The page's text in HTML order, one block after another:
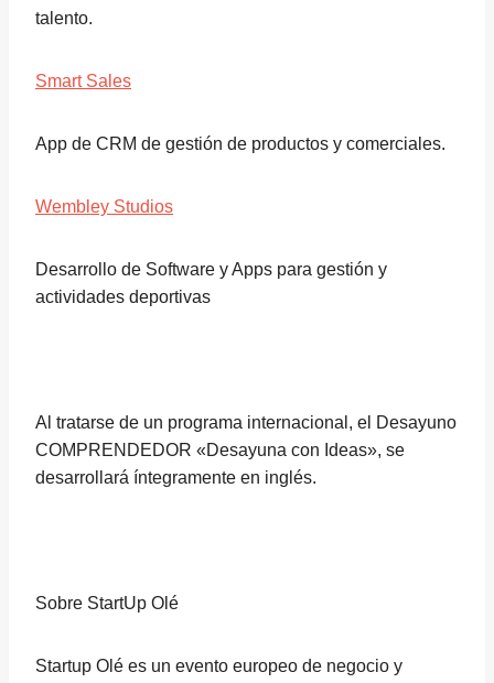
talento.
Smart Sales
App de CRM de gestión de productos y comerciales.
Wembley Studios
Desarrollo de Software y Apps para gestión y
actividades deportivas
Al tratarse de un programa internacional, el Desayuno
COMPRENDEDOR «Desayuna con Ideas», se
desarrollará íntegramente en inglés.
Sobre StartUp Olé
Startup Olé es un evento europeo de negocio y